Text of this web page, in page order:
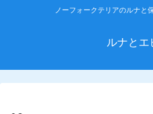
ノーフォークテリアのルナと
ルナとエ